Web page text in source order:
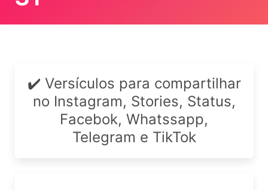
✔️ Versículos para compartilhar
no Instagram, Stories, Status,
Facebok, Whatssapp,
Telegram e TikTok